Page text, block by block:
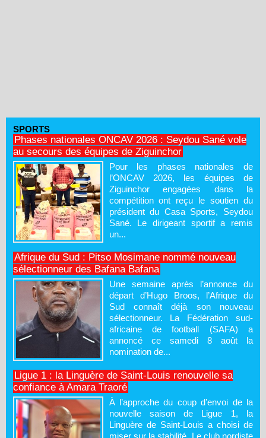
SPORTS
Phases nationales ONCAV 2026 : Seydou Sané vole
au secours des équipes de Ziguinchor
Pour les phases nationales de
l’ONCAV 2026, les équipes de
Ziguinchor engagées dans la
compétition ont reçu le soutien du
président du Casa Sports, Seydou
Sané. Le dirigeant sportif a remis
un...
Afrique du Sud : Pitso Mosimane nommé nouveau
sélectionneur des Bafana Bafana
Une semaine après l’annonce du
départ d’Hugo Broos, l’Afrique du
Sud connaît déjà son nouveau
sélectionneur. La Fédération sud-
africaine de football (SAFA) a
annoncé ce samedi 8 août la
nomination de...
Ligue 1 : la Linguère de Saint-Louis renouvelle sa
confiance à Amara Traoré
À l’approche du coup d’envoi de la
nouvelle saison de Ligue 1, la
Linguère de Saint-Louis a choisi de
miser sur la stabilité. Le club nordiste